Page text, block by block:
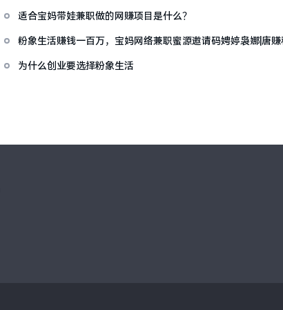
适合宝妈带娃兼职做的网赚项目是什么？
粉象生活赚钱一百万，宝妈网络兼职蜜源邀请码娉婷袅娜|唐赚
为什么创业要选择粉象生活